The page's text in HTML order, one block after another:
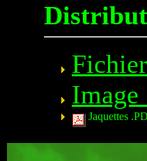
Image
Jaquettes